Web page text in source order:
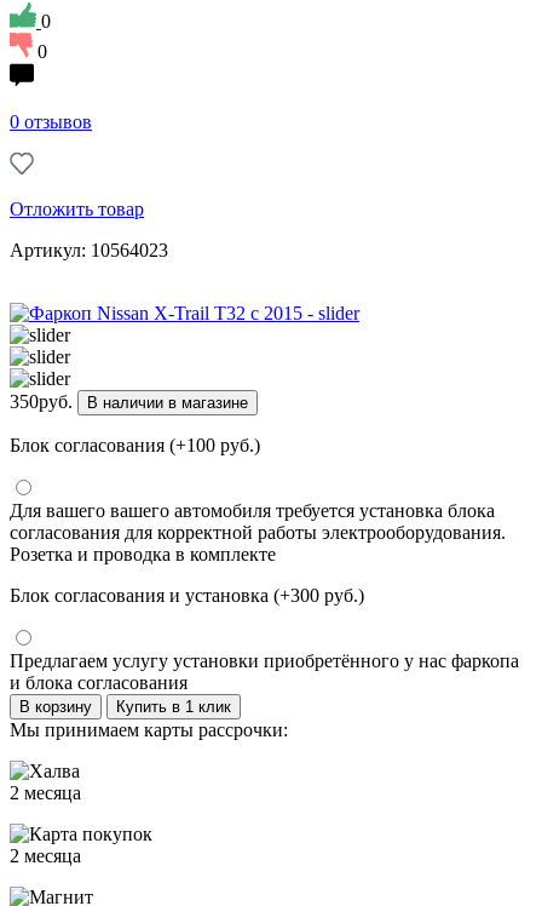
0
0
0 отзывов
Отложить товар
Артикул: 10564023
350руб. В наличии в магазине
Блок согласования (+100 руб.)
Для вашего вашего автомобиля требуется установка блока
согласования для корректной работы электрооборудования.
Розетка и проводка в комплекте
Блок согласования и установка (+300 руб.)
Предлагаем услугу установки приобретённого у нас фаркопа
и блока согласования
В корзину Купить в 1 клик
Мы принимаем карты рассрочки:
2 месяца
2 месяца